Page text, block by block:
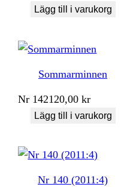
Lägg till i varukorg
Sommarminnen
Nr 142120,00kr
Lägg till i varukorg
Nr 140 (2011:4)